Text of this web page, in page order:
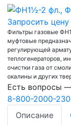
Запросить цену
Фильтры газовые
муфтовые
регулирующей
теплогенераторов,
очистки газа от
окалины и других
Есть вопросы
8-800-2000-230
Описание